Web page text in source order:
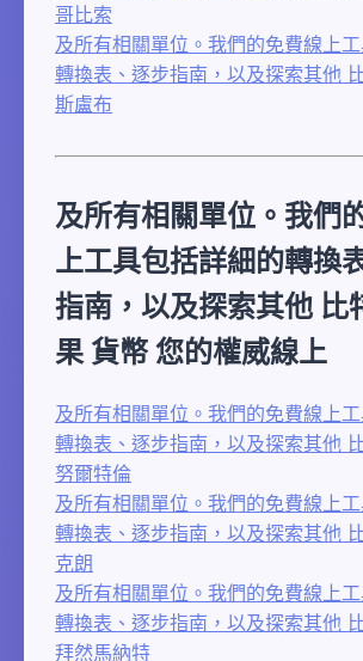
哥比索
及所有相關單位。我們的免費線上
轉換表、逐步指南，以及探索其他
斯盧布
及所有相關單位。我們
上工具包括詳細的轉換
指南，以及探索其他 比
果 貨幣 您的權威線上
及所有相關單位。我們的免費線上
轉換表、逐步指南，以及探索其他
努爾特倫
及所有相關單位。我們的免費線上
轉換表、逐步指南，以及探索其他
克朗
及所有相關單位。我們的免費線上
轉換表、逐步指南，以及探索其他
拜然馬納特